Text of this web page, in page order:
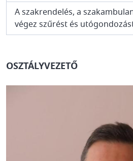
A szakrendelés, a
végez szűrést és
OSZTÁLYVEZETŐ